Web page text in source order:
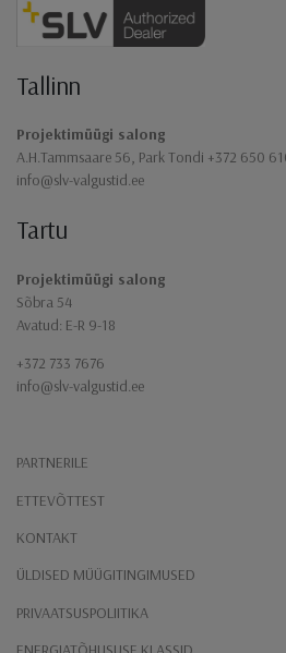
Jaluse navigatsioon
Tallinn
Projektimüügi salong
A.H.Tammsaare 56, Park Tondi +372 650
info@slv-valgustid.ee
Tartu
Projektimüügi salong
Sõbra 54
Avatud: E-R 9-18
+372 733 7676
info@slv-valgustid.ee
PARTNERILE
ETTEVÕTTEST
KONTAKT
ÜLDISED MÜÜGITINGIMUSED
PRIVAATSUSPOLIITIKA